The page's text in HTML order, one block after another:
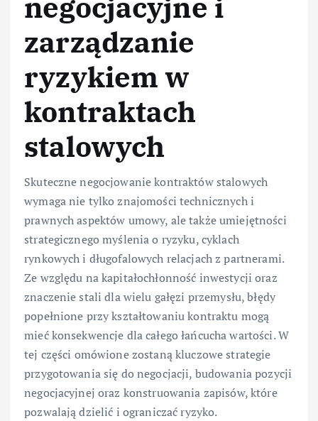
zarządzanie
ryzykiem w
kontraktach
stalowych
Skuteczne negocjowanie kontraktów stalowych
wymaga nie tylko znajomości technicznych i
prawnych aspektów umowy, ale także umiejętności
strategicznego myślenia o ryzyku, cyklach
rynkowych i długofalowych relacjach z partnerami.
Ze względu na kapitałochłonność inwestycji oraz
znaczenie stali dla wielu gałęzi przemysłu, błędy
popełnione przy kształtowaniu kontraktu mogą
mieć konsekwencje dla całego łańcucha wartości. W
tej części omówione zostaną kluczowe strategie
przygotowania się do negocjacji, budowania pozycji
negocjacyjnej oraz konstruowania zapisów, które
pozwalają dzielić i ograniczać ryzyko.